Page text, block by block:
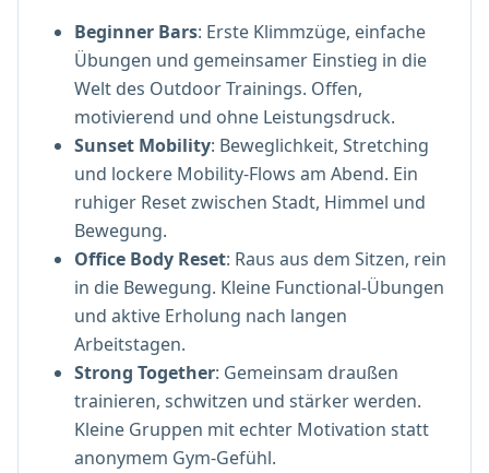
Beginner Bars: Erste Klimmzüge, einfache
Übungen und gemeinsamer Einstieg in die
Welt des Outdoor Trainings. Offen,
motivierend und ohne Leistungsdruck.
Sunset Mobility: Beweglichkeit, Stretching
und lockere Mobility-Flows am Abend. Ein
ruhiger Reset zwischen Stadt, Himmel und
Bewegung.
Office Body Reset: Raus aus dem Sitzen, rein
in die Bewegung. Kleine Functional-Übungen
und aktive Erholung nach langen
Arbeitstagen.
Strong Together: Gemeinsam draußen
trainieren, schwitzen und stärker werden.
Kleine Gruppen mit echter Motivation statt
anonymem Gym-Gefühl.